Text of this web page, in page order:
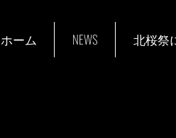
ホーム NEWS 北桜祭